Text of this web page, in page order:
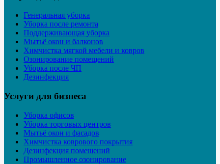
Генеральная уборка
Уборка после ремонта
Поддерживающая уборка
Мытьё окон и балконов
Химчистка мягкой мебели и ковров
Озонирование помещений
Уборка после ЧП
Дезинфекция
Услуги для бизнеса
Уборка офисов
Уборка торговых центров
Мытьё окон и фасадов
Химчистка коврового покрытия
Дезинфекция помещений
Промышленное озонирование